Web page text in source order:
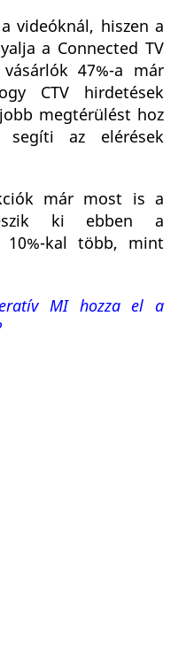
videóknál, hiszen a
a Connected TV
47%-a már
CTV hirdetések
megtérülést hoz
az elérések
már most is a
ki ebben a
10%-kal több, mint
MI hozza el a